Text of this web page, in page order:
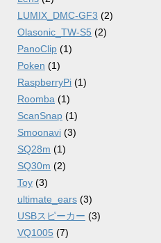
LUMIX_DMC-GF3 (2)
Olasonic_TW-S5 (2)
PanoClip (1)
Poken (1)
RaspberryPi (1)
Roomba (1)
ScanSnap (1)
Smoonavi (3)
SQ28m (1)
SQ30m (2)
Toy (3)
ultimate_ears (3)
USBスピーカー (3)
VQ1005 (7)